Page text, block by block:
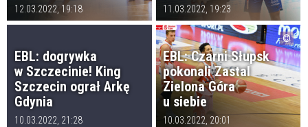
12.03.2022, 19:18 11.03.2022, 19:23
EBL: dogrywka
w Szczecinie! King
Szczecin ograł Arkę
Gdynia
10.03.2022, 21:28
EBL: Czarni Słupsk
pokonali Zastal
Zielona Góra
u siebie
10.03.2022, 20:01